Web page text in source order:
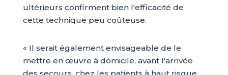
ultérieurs confirment bien l'efficacité de
cette technique peu coûteuse.
« Il serait également envisageable de le
mettre en œuvre à domicile, avant l'arrivée